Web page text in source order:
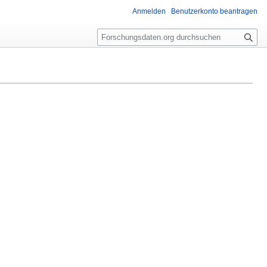
Anmelden Benutzerkonto beantragen
S
u
e